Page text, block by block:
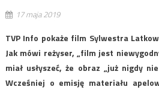
17 maja 2019
TVP Info pokaże film Sylwestra
Jak mówi reżyser, „film jest
miał usłyszeć, że obraz „już nigdy
Wcześniej o emisję materiału